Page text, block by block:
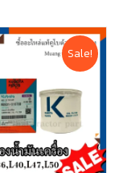
Sale!